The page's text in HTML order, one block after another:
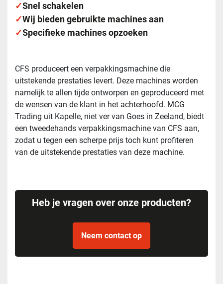
✓Snel schakelen
✓Wij bieden gebruikte machines aan
✓Specifieke machines opzoeken
CFS produceert een verpakkingsmachine die
uitstekende prestaties levert. Deze machines worden
namelijk te allen tijde ontworpen en geproduceerd met
de wensen van de klant in het achterhoofd. MCG
Trading uit Kapelle, niet ver van Goes in Zeeland, biedt
een tweedehands verpakkingsmachine van CFS aan,
zodat u tegen een scherpe prijs toch kunt profiteren
van de uitstekende prestaties van deze machine.
Heb je vragen over onze producten?
Neem contact op